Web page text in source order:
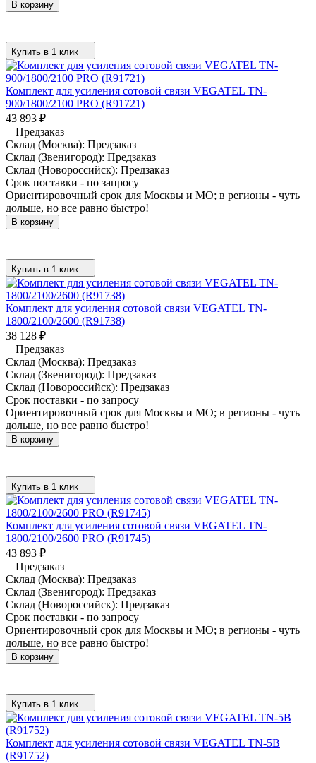
В корзину
Купить в 1 клик
Комплект для усиления сотовой связи VEGATEL TN-
900/1800/2100 PRO (R91721)
43 893 ₽
Предзаказ
Склад (Москва): Предзаказ
Склад (Звенигород): Предзаказ
Склад (Новороссийск): Предзаказ
Срок поставки - по запросу
Ориентировочный срок для Москвы и МО; в регионы - чуть
дольше, но все равно быстро!
В корзину
Купить в 1 клик
Комплект для усиления сотовой связи VEGATEL TN-
1800/2100/2600 (R91738)
38 128 ₽
Предзаказ
Склад (Москва): Предзаказ
Склад (Звенигород): Предзаказ
Склад (Новороссийск): Предзаказ
Срок поставки - по запросу
Ориентировочный срок для Москвы и МО; в регионы - чуть
дольше, но все равно быстро!
В корзину
Купить в 1 клик
Комплект для усиления сотовой связи VEGATEL TN-
1800/2100/2600 PRO (R91745)
43 893 ₽
Предзаказ
Склад (Москва): Предзаказ
Склад (Звенигород): Предзаказ
Склад (Новороссийск): Предзаказ
Срок поставки - по запросу
Ориентировочный срок для Москвы и МО; в регионы - чуть
дольше, но все равно быстро!
В корзину
Купить в 1 клик
Комплект для усиления сотовой связи VEGATEL TN-5B
(R91752)